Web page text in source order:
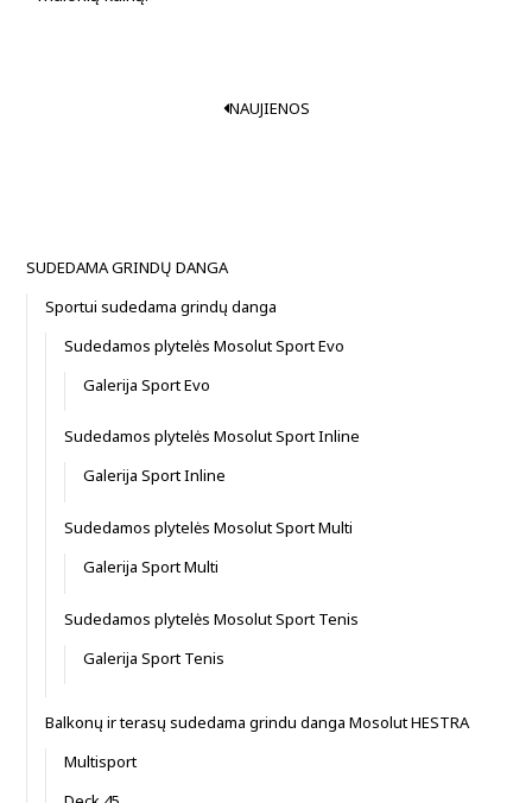
NAUJIENOS
SUDEDAMA GRINDŲ DANGA
Sportui sudedama grindų danga
Sudedamos plytelės Mosolut Sport Evo
Galerija Sport Evo
Sudedamos plytelės Mosolut Sport Inline
Galerija Sport Inline
Sudedamos plytelės Mosolut Sport Multi
Galerija Sport Multi
Sudedamos plytelės Mosolut Sport Tenis
Galerija Sport Tenis
Balkonų ir terasų sudedama grindu danga Mosolut HESTRA
Multisport